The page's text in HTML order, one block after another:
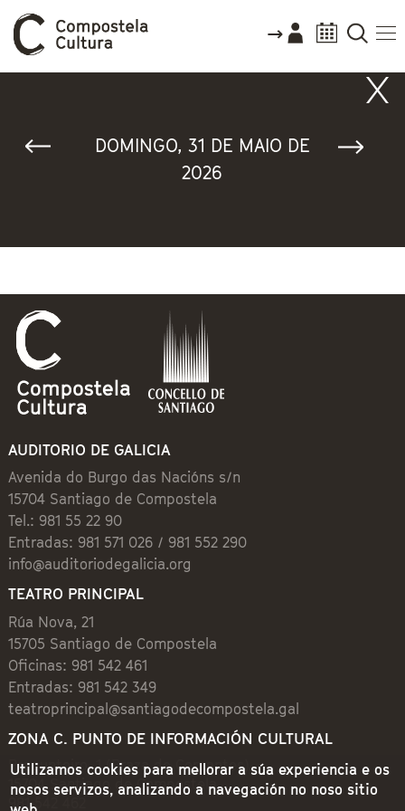
DOMINGO, 31 DE MAIO DE
2026
AUDITORIO DE GALICIA
Avenida do Burgo das Nacións s/n
15704 Santiago de Compostela
Tel.: 981 55 22 90
Entradas: 981 571 026 / 981 552 290
info@auditoriodegalicia.org
TEATRO PRINCIPAL
Rúa Nova, 21
15705 Santiago de Compostela
Oficinas: 981 542 461
Entradas: 981 542 349
teatroprincipal@santiagodecompostela.gal
ZONA C. PUNTO DE INFORMACIÓN CULTURAL
Preguntoiro, 1 (Praza de Cervantes)
15704 Santiago de Compostela
981 542 462
Utilizamos cookies para mellorar a súa experiencia e os
nosos servizos, analizando a navegación no noso sitio